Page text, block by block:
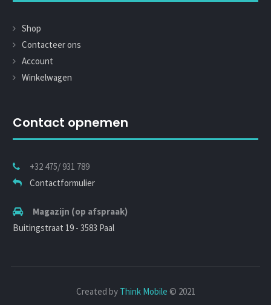
Shop
Contacteer ons
Account
Winkelwagen
Contact opnemen
+32 475/ 931 789
Contactformulier
Magazijn (op afspraak)
Buitingstraat 19 - 3583 Paal
Created by Think Mobile © 2021